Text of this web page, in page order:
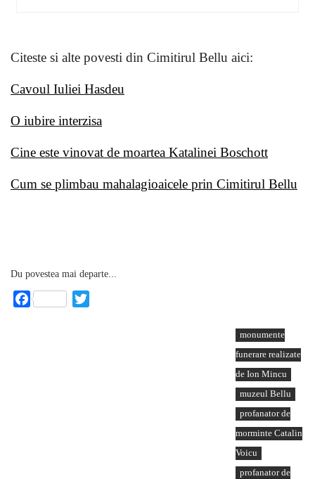
Citeste si alte povesti din Cimitirul Bellu aici:
Cavoul Iuliei Hasdeu
O iubire interzisa
Cine este vinovat de moartea Katalinei Boschott
Cum se plimbau mahalagioaicele prin Cimitirul Bellu
Du povestea mai departe...
Facebook
monumente
funerare realizate
de Ion Mincu
muzeul Bellu
profanator de
morminte Catalin
Voicu
profanator de